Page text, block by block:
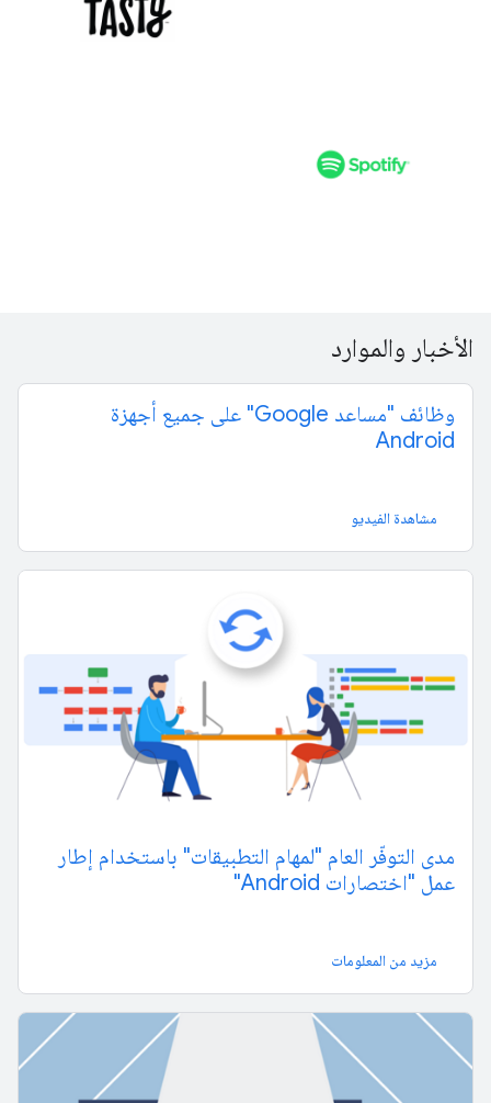
الأخبار والموارد
وظائف "مساعد Google" على جميع أجهزة
Android
مشاهدة الفيديو
مدى التوفّر العام "لمهام التطبيقات" باستخدام إطار
عمل "اختصارات Android"
مزيد من المعلومات